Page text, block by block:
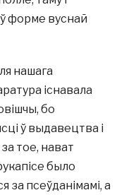
форме вуснай
нашага
існавала
бо
ў выдавецтва і
тое, нават
было
за псеўданімамі, а